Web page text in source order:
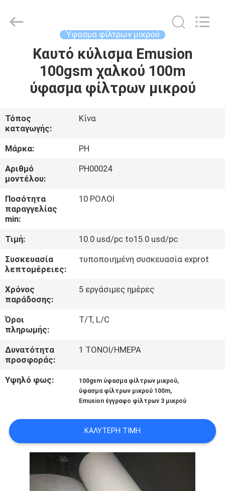
ΣΠΊΤΙ
ΠΡΟΪΌΝΤΑ
ΠΕΡΊΠΟΥ
ΕΜΕΊΣ
ΓΎΡΟΣ
ΕΡΓΟΣΤΑΣΊΩΝ
ΠΟΙΟΤΙΚΌΣ
ΈΛΕΓΧΟΣ
ΜΑΣ
ΕΛΆΤΕ
ΣΕ
ΕΠΑΦΉ
ΜΕ
ΖΗΤΉΣΤΕ
ΈΝΑ
ΑΠΌΣΠΑΣΜΑ
SITEMAP
PRIVACY
POLICY
Technology
Ύφασμα φίλτρων μικρού
Καυτό κύλισμα Emusion
100gsm χαλκού 100m
ύφασμα φίλτρων μικρού
Τόπος
καταγωγής:
Κίνα
Μάρκα:
PH
Αριθμό
μοντέλου:
PH00024
Ποσότητα
παραγγελίας
min:
10 ΡΟΛΟΙ
Τιμή:
10.0 usd/pc to15.0 usd/pc
Συσκευασία
λεπτομέρειες:
τυποποιημένη συσκευασία exprot
Χρόνος
παράδοσης:
5 εργάσιμες ημέρες
Όροι
πληρωμής:
T/T, L/C
Δυνατότητα
προσφοράς:
1 ΤΟΝΟΙ/ΗΜΕΡΑ
Υψηλό φως: 100gsm ύφασμα φίλτρων μικρού,
ύφασμα φίλτρων μικρού 100m,
Emusion έγγραφο φίλτρων 3 μικρού
ΚΑΛΎΤΕΡΗ ΤΙΜΉ